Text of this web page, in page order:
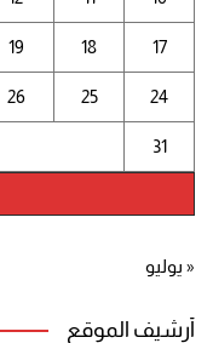
17
18
19
24
25
26
31
« يوليو
أرشيف الموقع